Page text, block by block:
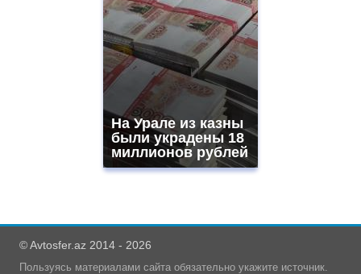
На Урале из казны
были украдены 18
миллионов рублей
© Avtosfer.az 2014 - 2026
Пользуясь материалами сайта обязательно укажите источник.